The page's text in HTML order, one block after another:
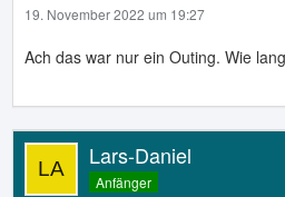
19. November 2022 um 19:27
Ach das war nur ein Outing. Wie
Lars-Daniel
Anfänger